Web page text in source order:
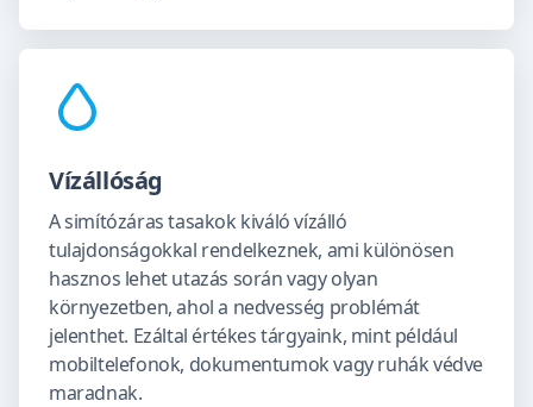
Vízállóság
A simítózáras tasakok kiváló vízálló
tulajdonságokkal rendelkeznek, ami különösen
hasznos lehet utazás során vagy olyan
környezetben, ahol a nedvesség problémát
jelenthet. Ezáltal értékes tárgyaink, mint például
mobiltelefonok, dokumentumok vagy ruhák védve
maradnak.